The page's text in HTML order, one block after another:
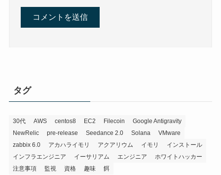
タグ
30代 AWS centos8 EC2 Filecoin
Google Antigravity
NewRelic
pre-release Seedance 2.0 Solana
VMware
zabbix 6.0
アカハライモリ アクアリウム イモリ
インストール
インフラエンジニア
イーサリアム エンジニア
ホワイトハッカー
注意事項
監視 資格 趣味 餌